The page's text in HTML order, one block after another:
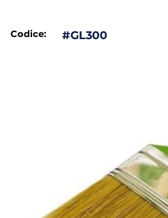
Codice: #GL300